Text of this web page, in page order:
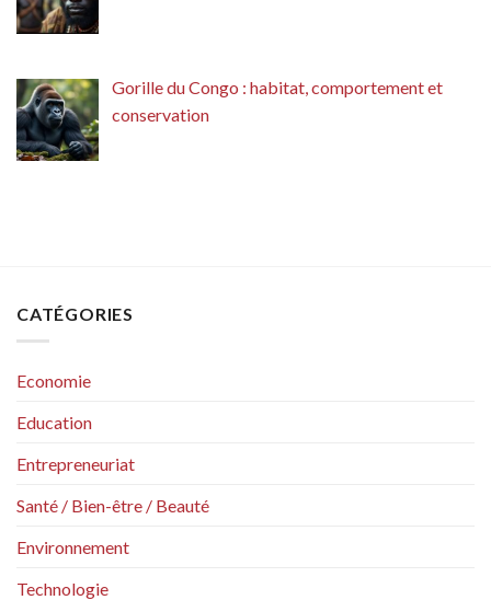
Gorille du Congo : habitat, comportement et
conservation
CATÉGORIES
Economie
Education
Entrepreneuriat
Santé / Bien-être / Beauté
Environnement
Technologie